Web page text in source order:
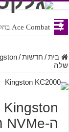
Ace Combat בחלל? לא, יותר מזה. ביקורת המשחק Chorus
Steven Universe והשירים שתורגמו בצורה נוראית לעברית
בית / חדשות /
שלה
ה-NVMe החדש שלה